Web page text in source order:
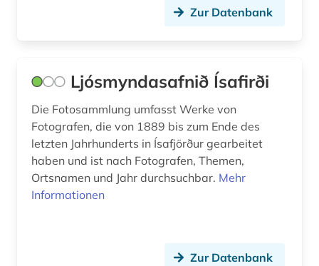
Zur Datenbank
Ljósmyndasafnið Ísafirði
Die Fotosammlung umfasst Werke von
Fotografen, die von 1889 bis zum Ende des
letzten Jahrhunderts in Ísafjörður gearbeitet
haben und ist nach Fotografen, Themen,
Ortsnamen und Jahr durchsuchbar. Mehr
Informationen
Zur Datenbank